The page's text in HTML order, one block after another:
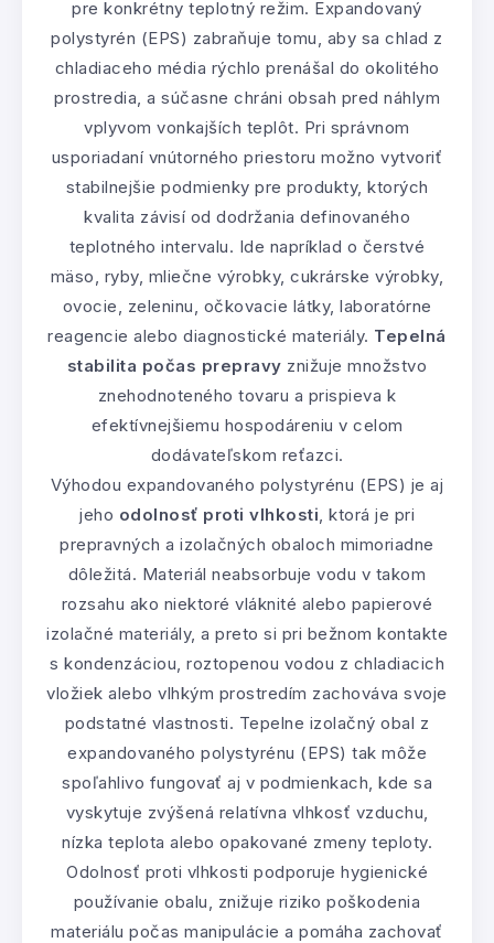
pre konkrétny teplotný režim. Expandovaný
polystyrén (EPS) zabraňuje tomu, aby sa chlad z
chladiaceho média rýchlo prenášal do okolitého
prostredia, a súčasne chráni obsah pred náhlym
vplyvom vonkajších teplôt. Pri správnom
usporiadaní vnútorného priestoru možno vytvoriť
stabilnejšie podmienky pre produkty, ktorých
kvalita závisí od dodržania definovaného
teplotného intervalu. Ide napríklad o čerstvé
mäso, ryby, mliečne výrobky, cukrárske výrobky,
ovocie, zeleninu, očkovacie látky, laboratórne
reagencie alebo diagnostické materiály. Tepelná
stabilita počas prepravy znižuje množstvo
znehodnoteného tovaru a prispieva k
efektívnejšiemu hospodáreniu v celom
dodávateľskom reťazci.
Výhodou expandovaného polystyrénu (EPS) je aj
jeho odolnosť proti vlhkosti, ktorá je pri
prepravných a izolačných obaloch mimoriadne
dôležitá. Materiál neabsorbuje vodu v takom
rozsahu ako niektoré vláknité alebo papierové
izolačné materiály, a preto si pri bežnom kontakte
s kondenzáciou, roztopenou vodou z chladiacich
vložiek alebo vlhkým prostredím zachováva svoje
podstatné vlastnosti. Tepelne izolačný obal z
expandovaného polystyrénu (EPS) tak môže
spoľahlivo fungovať aj v podmienkach, kde sa
vyskytuje zvýšená relatívna vlhkosť vzduchu,
nízka teplota alebo opakované zmeny teploty.
Odolnosť proti vlhkosti podporuje hygienické
používanie obalu, znižuje riziko poškodenia
materiálu počas manipulácie a pomáha zachovať